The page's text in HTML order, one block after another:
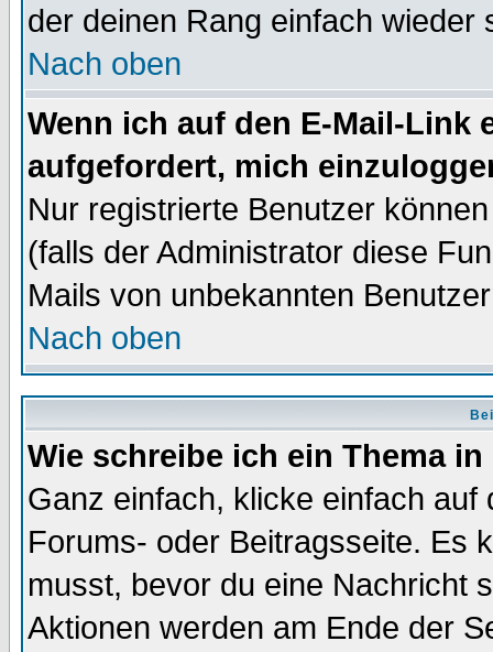
der deinen Rang einfach wieder
Nach oben
Wenn ich auf den E-Mail-Link
aufgefordert, mich
Nur registrierte Benutzer
(falls der Administrator diese
Mails von unbekannten
Nach oben
Wie schreibe ich ein Thema
Ganz einfach, klicke einfach
Forums- oder Beitragsseite. Es
musst, bevor du eine Nachricht
Aktionen werden am Ende der